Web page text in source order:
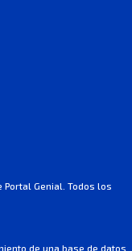
de una base de datos
Portal Genial. Todos los